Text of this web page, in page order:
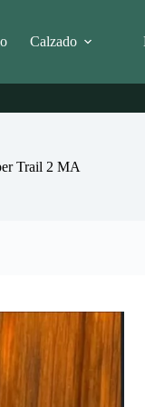
Calzado
Trail 2 MA